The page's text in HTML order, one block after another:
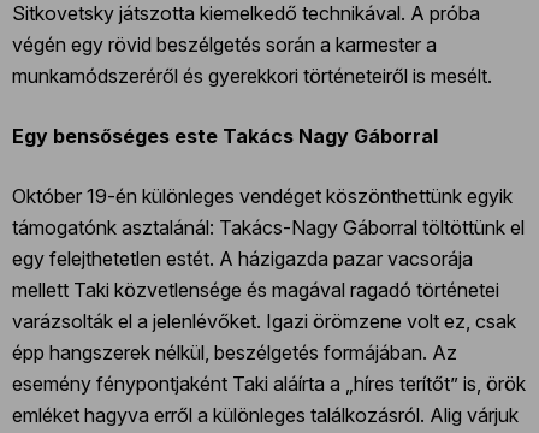
Sitkovetsky játszotta kiemelkedő technikával. A próba
végén egy rövid beszélgetés során a karmester a
munkamódszeréről és gyerekkori történeteiről is mesélt.
Egy bensőséges este Takács Nagy Gáborral
Október 19-én különleges vendéget köszönthettünk egyik
támogatónk asztalánál: Takács-Nagy Gáborral töltöttünk el
egy felejthetetlen estét. A házigazda pazar vacsorája
mellett Taki közvetlensége és magával ragadó történetei
varázsolták el a jelenlévőket. Igazi örömzene volt ez, csak
épp hangszerek nélkül, beszélgetés formájában. Az
esemény fénypontjaként Taki aláírta a „híres terítőt” is, örök
emléket hagyva erről a különleges találkozásról. Alig várjuk